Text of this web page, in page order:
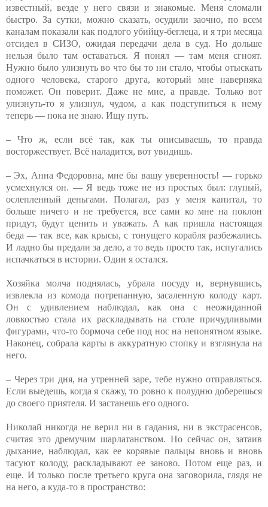
известный, везде у него связи и знакомые. Меня сломали
быстро. За сутки, можно сказать, осудили заочно, по всем
каналам показали как подлого убийцу-беглеца, и я три месяца
отсидел в СИЗО, ожидая передачи дела в суд. Но дольше
нельзя было там оставаться. Я понял — там меня сгноят.
Нужно было улизнуть во что бы то ни стало, чтобы отыскать
одного человека, старого друга, который мне наверняка
поможет. Он поверит. Даже не мне, а правде. Только вот
улизнуть-то я улизнул, чудом, а как подступиться к нему
теперь — пока не знаю. Ищу путь.
– Что ж, если всё так, как ты описываешь, то правда
восторжествует. Всё наладится, вот увидишь.
– Эх, Анна Федоровна, мне бы вашу уверенность! — горько
усмехнулся он. — Я ведь тоже не из простых был: глупый,
ослепленный деньгами. Полагал, раз у меня капитал, то
больше ничего и не требуется, все сами ко мне на поклон
придут, будут ценить и уважать. А как пришла настоящая
беда — так все, как крысы, с тонущего корабля разбежались.
И ладно бы предали за дело, а то ведь просто так, испугались
испачкаться в истории. Один я остался.
Хозяйка молча поднялась, убрала посуду и, вернувшись,
извлекла из комода потрепанную, засаленную колоду карт.
Он с удивлением наблюдал, как она с неожиданной
ловкостью стала их раскладывать на столе причудливыми
фигурами, что-то бормоча себе под нос на непонятном языке.
Наконец, собрала карты в аккуратную стопку и взглянула на
него.
– Через три дня, на утренней заре, тебе нужно отправляться.
Если выедешь, когда я скажу, то ровно к полудню доберешься
до своего приятеля. И застанешь его одного.
Николай никогда не верил ни в гадания, ни в экстрасенсов,
считая это дремучим шарлатанством. Но сейчас он, затаив
дыхание, наблюдал, как ее корявые пальцы вновь и вновь
тасуют колоду, раскладывают ее заново. Потом еще раз, и
еще. И только после третьего круга она заговорила, глядя не
на него, а куда-то в пространство: